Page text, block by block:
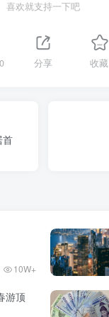
喜欢就支持一下吧
分享 收藏
首
10W+
游顶